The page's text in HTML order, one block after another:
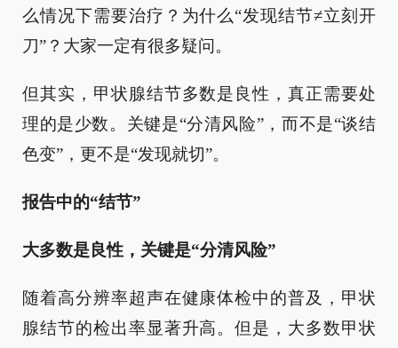
么情况下需要治疗？为什么“发现结节≠立刻开
刀”？大家一定有很多疑问。
但其实，甲状腺结节多数是良性，真正需要处
理的是少数。关键是“分清风险”，而不是“谈结
色变”，更不是“发现就切”。
报告中的“结节”
大多数是良性，关键是“分清风险”
随着高分辨率超声在健康体检中的普及，甲状
腺结节的检出率显著升高。但是，大多数甲状